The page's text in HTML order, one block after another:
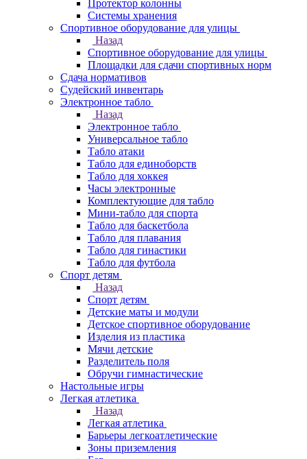
Протектор колонны
Системы хранения
Спортивное оборудование для улицы
Назад
Спортивное оборудование для улицы
Площадки для сдачи спортивных норм
Сдача нормативов
Судейский инвентарь
Электронное табло
Назад
Электронное табло
Универсальное табло
Табло атаки
Табло для единоборств
Табло для хоккея
Часы электронные
Комплектующие для табло
Мини-табло для спорта
Табло для баскетбола
Табло для плавания
Табло для гинастики
Табло для футбола
Спорт детям
Назад
Спорт детям
Детские маты и модули
Детское спортивное оборудование
Изделия из пластика
Мячи детские
Разделитель поля
Обручи гимнастические
Настольные игры
Легкая атлетика
Назад
Легкая атлетика
Барьеры легкоатлетические
Зоны приземления